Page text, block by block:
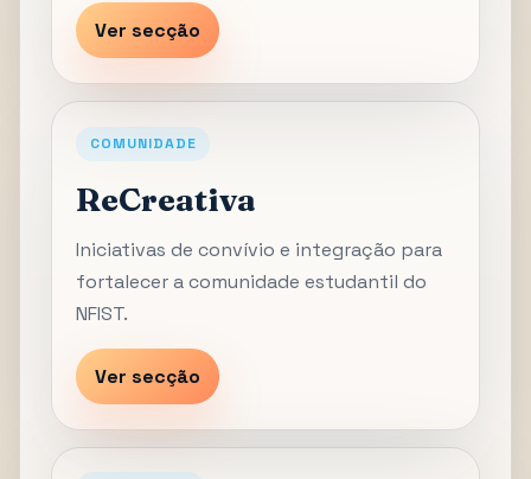
Ver secção
COMUNIDADE
ReCreativa
Iniciativas de convívio e integração para
fortalecer a comunidade estudantil do
NFIST.
Ver secção